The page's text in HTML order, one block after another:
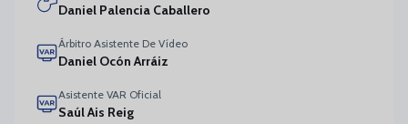
Daniel Palencia Caballero
Árbitro Asistente De Vídeo
Daniel Ocón Arráiz
Asistente VAR Oficial
Saúl Ais Reig